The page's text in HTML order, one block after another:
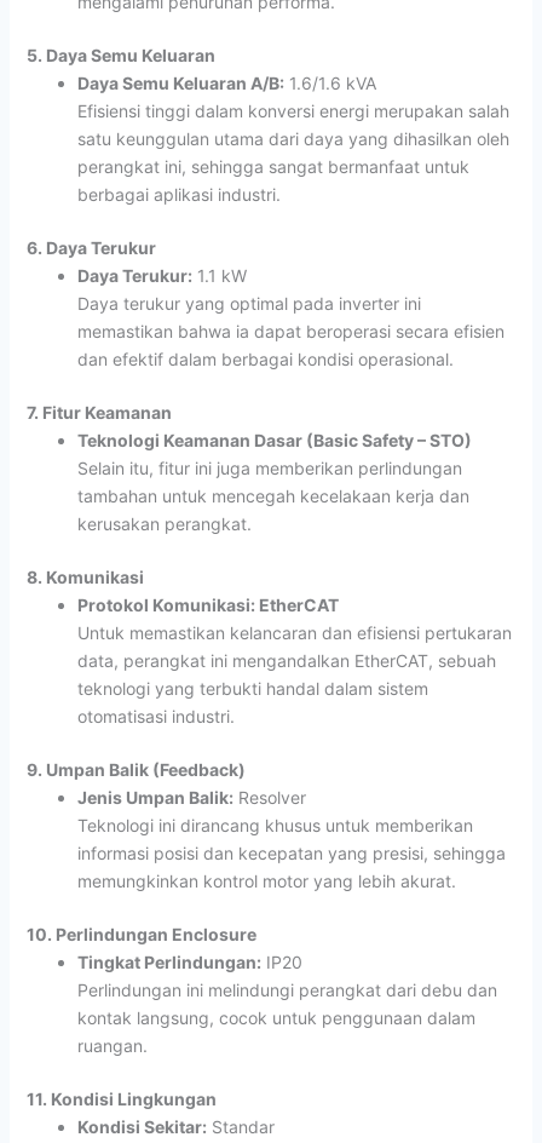
5. Daya Semu Keluaran
Daya Semu Keluaran A/B: 1.6/1.6 kVA
Efisiensi tinggi dalam konversi energi merupakan salah
satu keunggulan utama dari daya yang dihasilkan oleh
perangkat ini, sehingga sangat bermanfaat untuk
berbagai aplikasi industri.
6. Daya Terukur
Daya Terukur: 1.1 kW
Daya terukur yang optimal pada inverter ini
memastikan bahwa ia dapat beroperasi secara efisien
dan efektif dalam berbagai kondisi operasional.
7. Fitur Keamanan
Teknologi Keamanan Dasar (Basic Safety – STO)
Selain itu, fitur ini juga memberikan perlindungan
tambahan untuk mencegah kecelakaan kerja dan
kerusakan perangkat.
8. Komunikasi
Protokol Komunikasi: EtherCAT
Untuk memastikan kelancaran dan efisiensi pertukaran
data, perangkat ini mengandalkan EtherCAT, sebuah
teknologi yang terbukti handal dalam sistem
otomatisasi industri.
9. Umpan Balik (Feedback)
Jenis Umpan Balik: Resolver
Teknologi ini dirancang khusus untuk memberikan
informasi posisi dan kecepatan yang presisi, sehingga
memungkinkan kontrol motor yang lebih akurat.
10. Perlindungan Enclosure
Tingkat Perlindungan: IP20
Perlindungan ini melindungi perangkat dari debu dan
kontak langsung, cocok untuk penggunaan dalam
ruangan.
11. Kondisi Lingkungan
Kondisi Sekitar: Standar